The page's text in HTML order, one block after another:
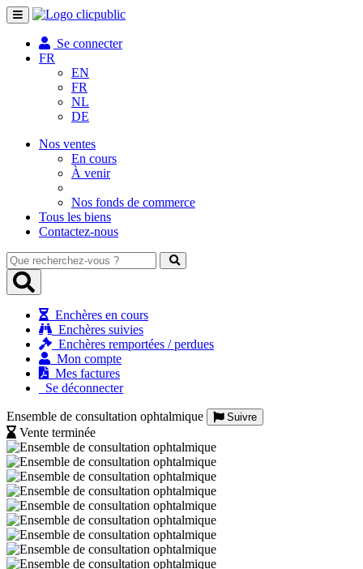
Toggle
navigation
Se connecter
FR
EN
FR
NL
DE
Nos ventes
En cours
À venir
Nos fonds de commerce
Tous les biens
Contactez-nous
Que
recherchez-
vous
Enchères en cours
Enchères suivies
Enchères remportées / perdues
Mon compte
Mes factures
Se déconnecter
Ensemble de consultation ophtalmique Suivre
Vente terminée